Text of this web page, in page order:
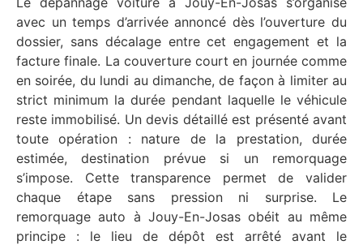
avec un temps d’arrivée annoncé dès l’ouverture du
dossier, sans décalage entre cet engagement et la
facture finale. La couverture court en journée comme
en soirée, du lundi au dimanche, de façon à limiter au
strict minimum la durée pendant laquelle le véhicule
reste immobilisé. Un devis détaillé est présenté avant
toute opération : nature de la prestation, durée
estimée, destination prévue si un remorquage
s’impose. Cette transparence permet de valider
chaque étape sans pression ni surprise. Le
remorquage auto à Jouy-En-Josas obéit au même
principe : le lieu de dépôt est arrêté avant le